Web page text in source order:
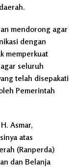
mendorong agar
dengan
memperkuat
seluruh
telah disepakati
Pemerintah
Asmar,
atas
(Ranperda)
dan Belanja